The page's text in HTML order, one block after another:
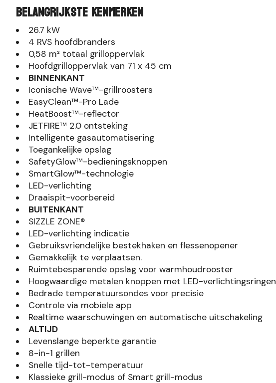
Belangrijkste Kenmerken
26.7 kW
4 RVS hoofdbranders
0,58 m² totaal grilloppervlak
Hoofdgrilloppervlak van 71 x 45 cm
BINNENKANT
Iconische Wave™-grillroosters
EasyClean™-Pro Lade
HeatBoost™-reflector
JETFIRE™ 2.0 ontsteking
Intelligente gasautomatisering
Toegankelijke opslag
SafetyGlow™-bedieningsknoppen
SmartGlow™-technologie
LED-verlichting
Draaispit-voorbereid
BUITENKANT
SIZZLE ZONE®
LED-verlichting indicatie
Gebruiksvriendelijke bestekhaken en flessenopener
Gemakkelijk te verplaatsen.
Ruimtebesparende opslag voor warmhoudrooster
Hoogwaardige metalen knoppen met LED-verlichtingsringen
Bedrade temperatuursondes voor precisie
Controle via mobiele app
Realtime waarschuwingen en automatische uitschakeling
ALTIJD
Levenslange beperkte garantie
8-in-1 grillen
Snelle tijd-tot-temperatuur
Klassieke grill-modus of Smart grill-modus